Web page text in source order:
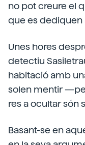
no pot creure el
que es dediquen
Unes hores
detectiu
habitació amb
solen mentir
res a ocultar són
Basant-se en